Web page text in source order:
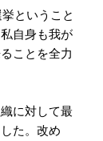
ということ
自身も我が
ことを全力
に対して最
た。改め